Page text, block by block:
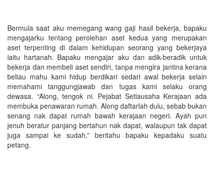
Bermula saat aku memegang wang gaji hasil bekerja, bapaku
mengajarku tentang perolehan aset kedua yang merupakan
aset terpenting di dalam kehidupan seorang yang bekerjaya
iaitu hartanah. Bapaku mengajar aku dan adik-beradik untuk
bekerja dan membeli aset sendiri, tanpa mengira jantina kerana
beliau mahu kami hidup berdikari sedari awal bekerja selain
memahami tanggungjawab dan tugas kami selaku orang
dewasa. “Along, tengok ni. Pejabat Setiausaha Kerajaan ada
membuka penawaran rumah. Along daftarlah dulu, sebab bukan
senang nak dapat rumah bawah kerajaan negeri. Ayah pun
jenuh beratur panjang bertahun nak dapat, walaupun tak dapat
juga sampai ke sudah,” beritahu bapaku kepadaku suatu
petang.